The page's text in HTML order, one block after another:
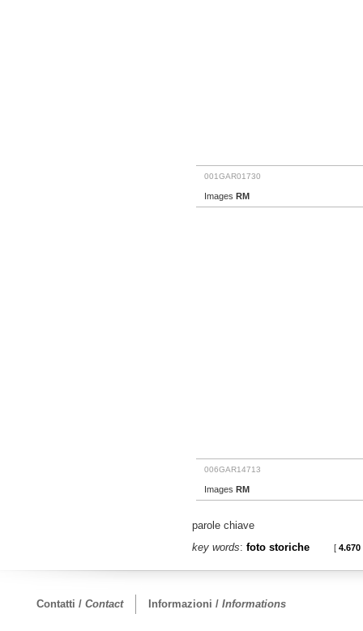
001GAR01730
Images RM
006GAR14713
Images RM
parole chiave
key words: foto storiche [ 4.670
Contatti / Contact Informazioni / Informations